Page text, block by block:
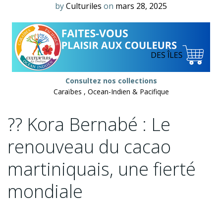
byCulturiles on mars 28, 2025
Consultez nos collections
Caraïbes , Ocean-Indien & Pacifique
?? Kora Bernabé : Le
renouveau du cacao
martiniquais, une fierté
mondiale